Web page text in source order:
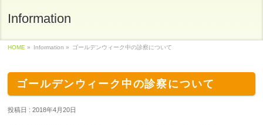
Information
HOME » Information » ゴールデンウィーク中の診察について
ゴールデンウィーク中の診察について
投稿日 : 2018年4月20日